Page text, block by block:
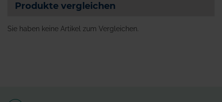
Produkte vergleichen
Sie haben keine Artikel zum Vergleichen.